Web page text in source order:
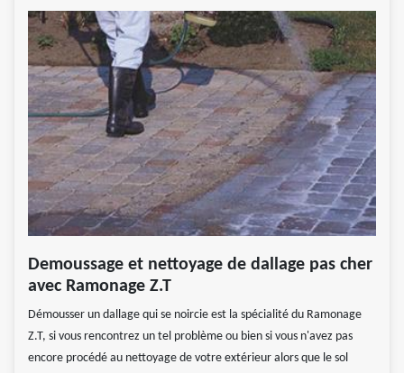
Demoussage et nettoyage de dallage pas cher
avec Ramonage Z.T
Démousser un dallage qui se noircie est la spécialité du Ramonage
Z.T, si vous rencontrez un tel problème ou bien si vous n'avez pas
encore procédé au nettoyage de votre extérieur alors que le sol